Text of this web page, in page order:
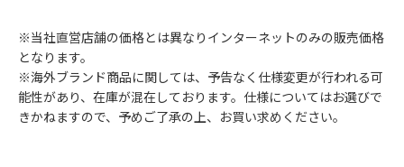
※当社直営店舗の価格とは異なりインターネットのみの販売価格
となります。
※海外ブランド商品に関しては、予告なく仕様変更が行われる可
能性があり、在庫が混在しております。仕様についてはお選びで
きかねますので、予めご了承の上、お買い求めください。